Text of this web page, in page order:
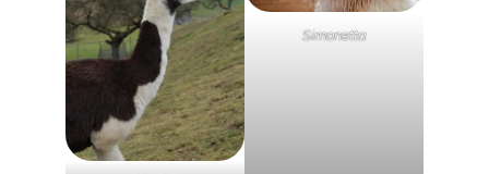
Simonetta